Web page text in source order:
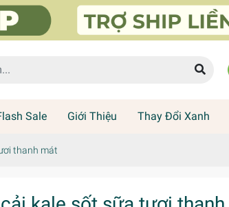
Sale Giới Thiệu Thay Đổi Xanh
thanh mát